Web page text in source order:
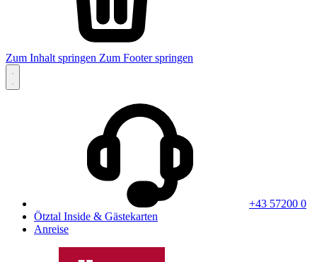
Zum Inhalt springen Zum Footer springen
+43 57200 0
Ötztal Inside & Gästekarten
Anreise